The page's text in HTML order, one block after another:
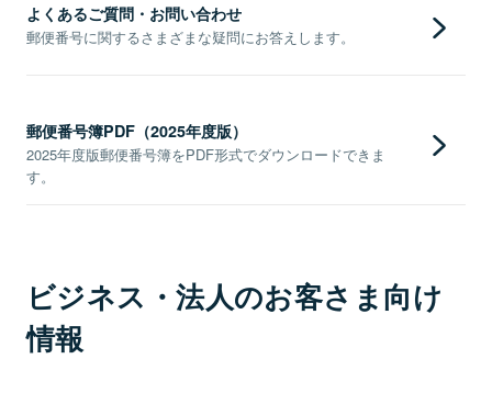
よくあるご質問・お問い合わせ
郵便番号に関するさまざまな疑問にお答えします。
郵便番号簿PDF（2025年度版）
2025年度版郵便番号簿をPDF形式でダウンロードできま
す。
ビジネス・法人のお客さま向け
情報